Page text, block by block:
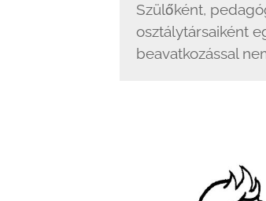
Szülőként,
osztálytársaiként
beavatkozással